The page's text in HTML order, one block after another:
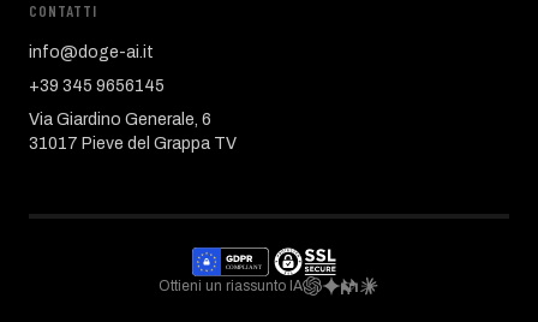
CONTATTI
info@doge-ai.it
+39 345 9656145
Via Giardino Generale, 6
31017 Pieve del Grappa TV
Ottieni un riassunto IA